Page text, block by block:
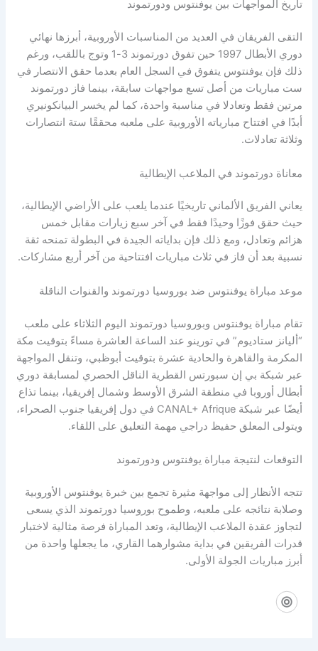
تاريخ المواجهات بين يوفنتوس ودورتموند
التقى الفريقان في العديد من المناسبات الأوروبية، أبرزها نهائي
دوري الأبطال 1997 حين تفوق دورتموند 3-1 وتوج باللقب، ورغم
ذلك فإن يوفنتوس يتفوق في السجل العام بعدما حقق الانتصار في
ست مباريات من أصل تسع مواجهات سابقة، بينما فاز دورتموند
مرتين فقط وتعادلا في مناسبة واحدة، كما لم يخسر البيانكونيري
أبدًا في افتتاح مبارياته الأوروبية على ملعبه محققًا ستة انتصارات
وثلاثة تعادلات.
معاناة دورتموند في الملاعب الإيطالية
يعاني الفريق الألماني تاريخيًا عندما يلعب على الأراضي الإيطالية،
حيث حقق فوزًا وحيدًا فقط في آخر سبع زيارات مقابل خمس
هزائم وتعادل، ومع ذلك فإن بداياته الجيدة في البطولة تمنحه ثقة
نسبية بعد أن فاز في ثلاث مباريات افتتاحية من آخر أربع مشاركات.
موعد مباراة يوفنتوس ضد بوروسيا دورتموند والقنوات الناقلة
تقام مباراة يوفنتوس وبوروسيا دورتموند اليوم الثلاثاء على ملعب
“أليانز ستاديوم” في تورينو عند الساعة العاشرة مساءً بتوقيت مكة
المكرمة والقاهرة والحادية عشرة بتوقيت أبوظبي، وتنقل المواجهة
عبر شبكة بي إن سبورتس القطرية الناقل الحصري لمسابقة دوري
أبطال أوروبا في منطقة الشرق الأوسط وشمال إفريقيا، بينما تذاع
أيضًا عبر شبكة CANAL+ Afrique في دول إفريقيا جنوب الصحراء،
ويتولى المعلق حفيظ دراجي مهمة التعليق على اللقاء.
التوقعات لنتيجة مباراة يوفنتوس ودورتموند
تتجه الأنظار إلى مواجهة مثيرة تجمع بين خبرة يوفنتوس الأوروبية
وصلابة نتائجه على ملعبه، وطموح بوروسيا دورتموند الذي يسعى
لتجاوز عقدة الملاعب الإيطالية، وتعد المباراة فرصة مثالية لاختبار
قدرات الفريقين في بداية مشوارهما القاري، ما يجعلها واحدة من
أبرز مباريات الجولة الأولى.